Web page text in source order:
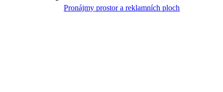
Pronájmy prostor a reklamních ploch